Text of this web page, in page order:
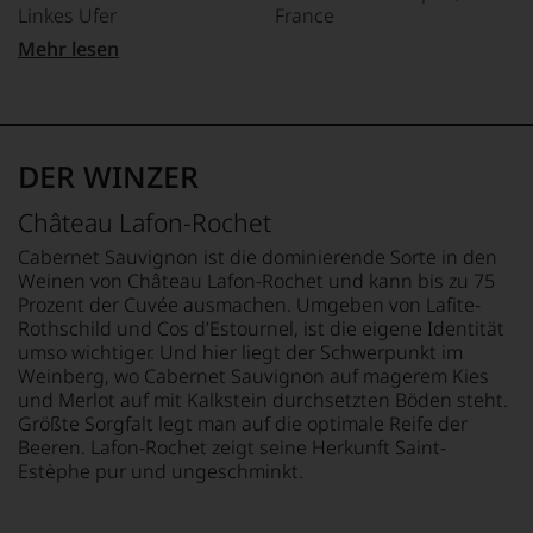
zu
unterstreichen,
auf
Niveau
unsere
Weinselektion
bewegt.
Das
aber
genügt
uns
nicht
mehr.
Wir
haben
festgestellt,
dass
manch
eine
»Wine
&
Spirits«.
sie
schwierigste
der
den
»Master
of
Wine«.
Als
Weinautorin
schuf
sie
mit
dem
Weinwelt,
denn
an
der
Universität
von
Wisconsin.
Bedingt
durch
seinen
Vater
wandte
er
sich
aber
vor
allen
Linkes Ufer
APPELLATION
REBSORTEN
Merlot
TRINKTEMPERATUR
18 °C
France
FLASCHENGRÖSSE
Mehr lesen
DER WINZER
Château Lafon-Rochet
Cabernet Sauvignon ist die dominierende Sorte in den
Weinen von Château Lafon-Rochet und kann bis zu 75
Prozent der Cuvée ausmachen. Umgeben von Lafite-
Rothschild und Cos d’Estournel, ist die eigene Identität
umso wichtiger. Und hier liegt der Schwerpunkt im
Weinberg, wo Cabernet Sauvignon auf magerem Kies
und Merlot auf mit Kalkstein durchsetzten Böden steht.
Größte Sorgfalt legt man auf die optimale Reife der
Beeren. Lafon-Rochet zeigt seine Herkunft Saint-
Estèphe pur und ungeschminkt.